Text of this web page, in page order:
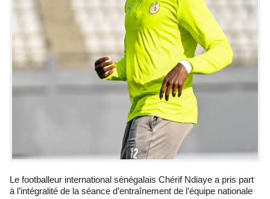
Le footballeur international sénégalais Chérif Ndiaye a pris part
à l’intégralité de la séance d’entraînement de l’équipe nationale